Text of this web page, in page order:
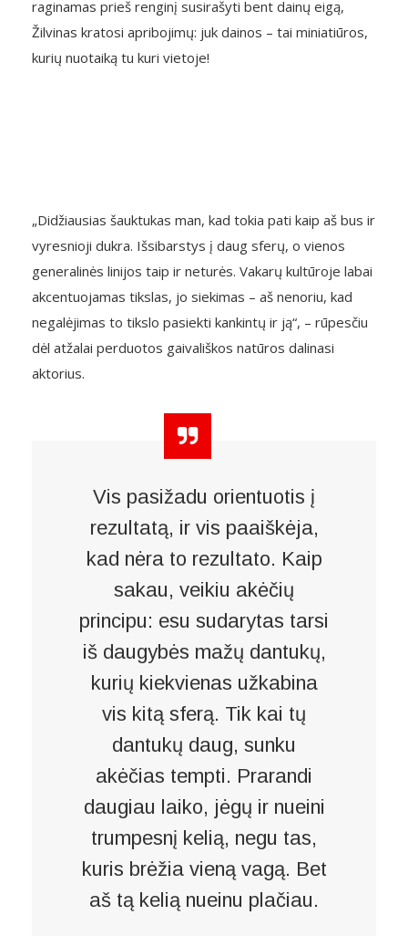
raginamas prieš renginį susirašyti bent dainų eigą,
Žilvinas kratosi apribojimų: juk dainos – tai miniatiūros,
kurių nuotaiką tu kuri vietoje!
„Didžiausias šauktukas man, kad tokia pati kaip aš bus ir
vyresnioji dukra. Išsibarstys į daug sferų, o vienos
generalinės linijos taip ir neturės. Vakarų kultūroje labai
akcentuojamas tikslas, jo siekimas – aš nenoriu, kad
negalėjimas to tikslo pasiekti kankintų ir ją“, – rūpesčiu
dėl atžalai perduotos gaivališkos natūros dalinasi
aktorius.
Vis pasižadu orientuotis į
rezultatą, ir vis paaiškėja,
kad nėra to rezultato. Kaip
sakau, veikiu akėčių
principu: esu sudarytas tarsi
iš daugybės mažų dantukų,
kurių kiekvienas užkabina
vis kitą sferą. Tik kai tų
dantukų daug, sunku
akėčias tempti. Prarandi
daugiau laiko, jėgų ir nueini
trumpesnį kelią, negu tas,
kuris brėžia vieną vagą. Bet
aš tą kelią nueinu plačiau.